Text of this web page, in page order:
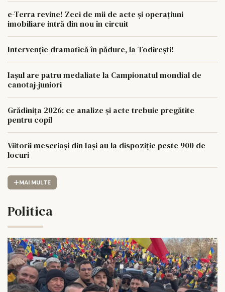
e-Terra revine! Zeci de mii de acte și operațiuni
imobiliare intră din nou în circuit
Intervenție dramatică în pădure, la Todirești!
Iaşul are patru medaliate la Campionatul mondial de
canotaj-juniori
Grădinița 2026: ce analize și acte trebuie pregătite
pentru copil
Viitorii meseriași din Iași au la dispoziție peste 900 de
locuri
MAI MULTE
Politica